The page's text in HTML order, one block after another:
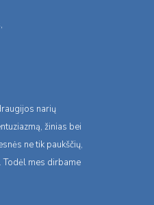
narių
žinias bei
ne tik paukščių,
mes dirbame